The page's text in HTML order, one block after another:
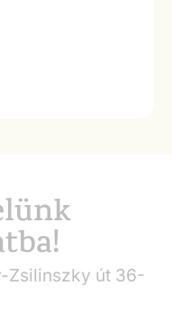
Zsilinszky út 36-